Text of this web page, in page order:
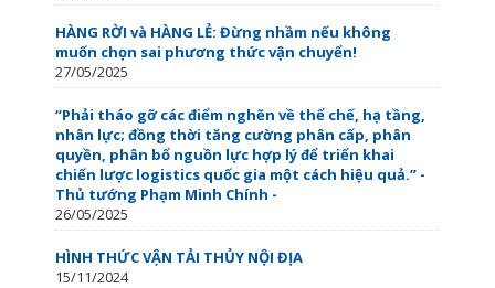
HÀNG RỜI và HÀNG LẺ: Đừng nhầm nếu không
muốn chọn sai phương thức vận chuyển!
27/05/2025
“Phải tháo gỡ các điểm nghẽn về thể chế, hạ tầng,
nhân lực; đồng thời tăng cường phân cấp, phân
quyền, phân bổ nguồn lực hợp lý để triển khai
chiến lược logistics quốc gia một cách hiệu quả.” -
Thủ tướng Phạm Minh Chính -
26/05/2025
HÌNH THỨC VẬN TẢI THỦY NỘI ĐỊA
15/11/2024